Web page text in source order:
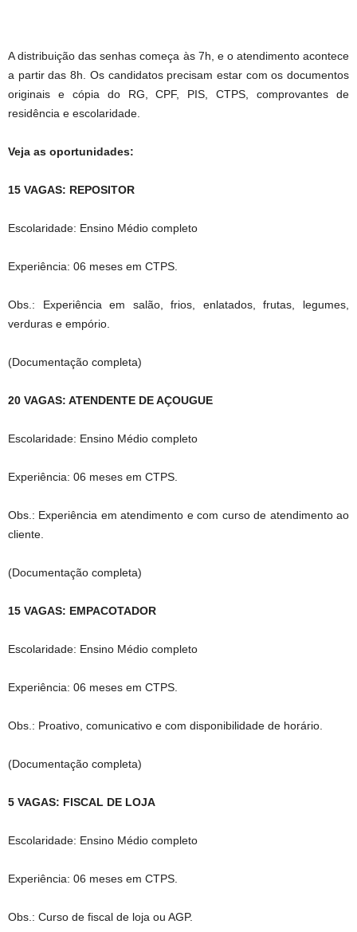
A distribuição das senhas começa às 7h, e o atendimento acontece
a partir das 8h. Os candidatos precisam estar com os documentos
originais e cópia do RG, CPF, PIS, CTPS, comprovantes de
residência e escolaridade.
Veja as oportunidades:
15 VAGAS: REPOSITOR
Escolaridade: Ensino Médio completo
Experiência: 06 meses em CTPS.
Obs.: Experiência em salão, frios, enlatados, frutas, legumes,
verduras e empório.
(Documentação completa)
20 VAGAS: ATENDENTE DE AÇOUGUE
Escolaridade: Ensino Médio completo
Experiência: 06 meses em CTPS.
Obs.: Experiência em atendimento e com curso de atendimento ao
cliente.
(Documentação completa)
15 VAGAS: EMPACOTADOR
Escolaridade: Ensino Médio completo
Experiência: 06 meses em CTPS.
Obs.: Proativo, comunicativo e com disponibilidade de horário.
(Documentação completa)
5 VAGAS: FISCAL DE LOJA
Escolaridade: Ensino Médio completo
Experiência: 06 meses em CTPS.
Obs.: Curso de fiscal de loja ou AGP.